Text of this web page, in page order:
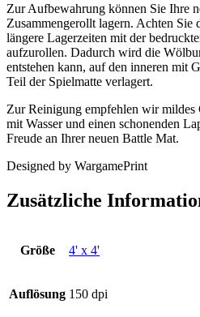
Zur Aufbewahrung können Sie Ihre
Zusammengerollt lagern. Achten Sie
längere Lagerzeiten mit der
aufzurollen. Dadurch wird die
entstehen kann, auf den inneren mit
Teil der Spielmatte verlagert.
Zur Reinigung empfehlen wir mildes
mit Wasser und einen schonenden
Freude an Ihrer neuen Battle Mat.
Designed by WargamePrint
Zusätzliche
Größe 4' x 4'
Auflösung 150 dpi